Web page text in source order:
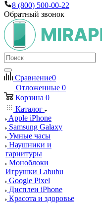
8 (800) 500-00-22
Обратный звонок
Сравнение0
Отложенные 0
Корзина 0
Каталог
Apple iPhone
Samsung Galaxy
Умные часы
Наушники и
гарнитуры
Моноблоки
Игрушки Labubu
Google Pixel
Дисплеи iPhone
Красота и здоровье